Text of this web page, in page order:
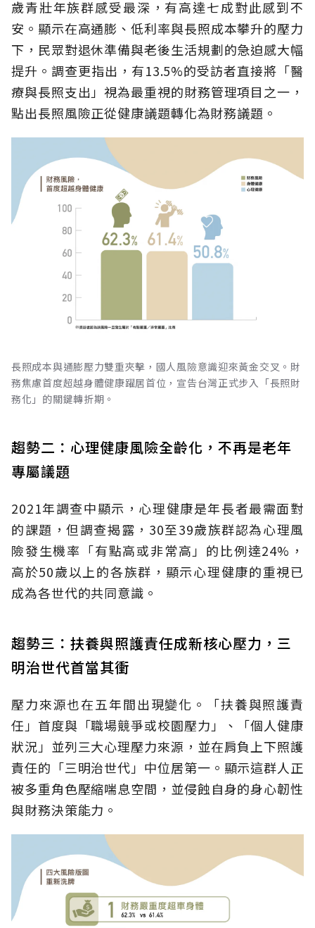
歲青壯年族群感受最深，有高達七成對此感到不
安。顯示在高通膨、低利率與長照成本攀升的壓力
下，民眾對退休準備與老後生活規劃的急迫感大幅
提升。調查更指出，有13.5%的受訪者直接將「醫
療與長照支出」視為最重視的財務管理項目之一，
點出長照風險正從健康議題轉化為財務議題。
長照成本與通膨壓力雙重夾擊，國人風險意識迎來黃金交叉。財
務焦慮首度超越身體健康躍居首位，宣告台灣正式步入「長照財
務化」的關鍵轉折期。
趨勢二：心理健康風險全齡化，不再是老年
專屬議題
2021年調查中顯示，心理健康是年長者最需面對
的課題，但調查揭露，30至39歲族群認為心理風
險發生機率「有點高或非常高」的比例達24%，
高於50歲以上的各族群，顯示心理健康的重視已
成為各世代的共同意識。
趨勢三：扶養與照護責任成新核心壓力，三
明治世代首當其衝
壓力來源也在五年間出現變化。「扶養與照護責
任」首度與「職場競爭或校園壓力」、「個人健康
狀況」並列三大心理壓力來源，並在肩負上下照護
責任的「三明治世代」中位居第一。顯示這群人正
被多重角色壓縮喘息空間，並侵蝕自身的身心韌性
與財務決策能力。